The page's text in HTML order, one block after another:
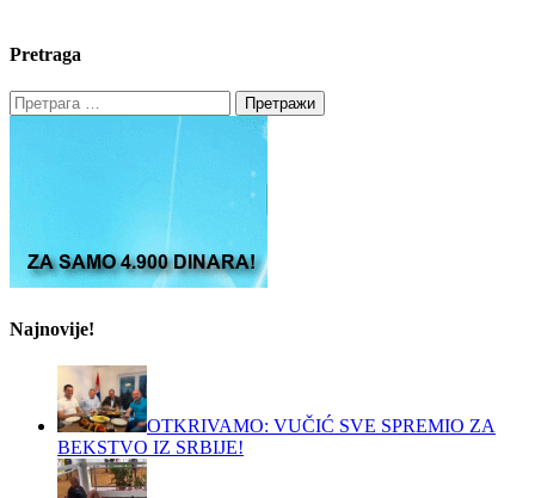
Pretraga
Претрага
за:
Najnovije!
OTKRIVAMO: VUČIĆ SVE SPREMIO ZA
BEKSTVO IZ SRBIJE!